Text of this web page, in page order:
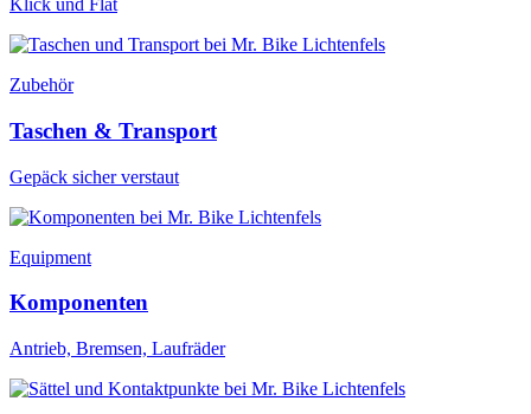
Klick und Flat
Zubehör
Taschen & Transport
Gepäck sicher verstaut
Equipment
Komponenten
Antrieb, Bremsen, Laufräder